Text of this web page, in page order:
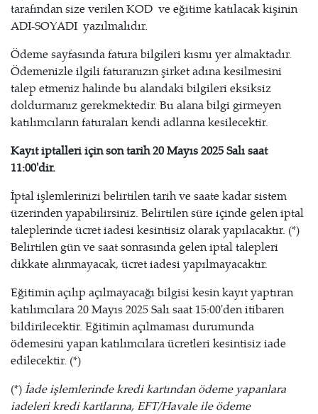
tarafından size verilen KOD ve eğitime katılacak kişinin
ADI-SOYADI yazılmalıdır.
Ödeme sayfasında fatura bilgileri kısmı yer almaktadır.
Ödemenizle ilgili faturanızın şirket adına kesilmesini
talep etmeniz halinde bu alandaki bilgileri eksiksiz
doldurmanız gerekmektedir. Bu alana bilgi girmeyen
katılımcıların faturaları kendi adlarına kesilecektir.
Kayıt iptalleri için son tarih 20 Mayıs 2025 Salı saat
11:00'dir.
İptal işlemlerinizi belirtilen tarih ve saate kadar sistem
üzerinden yapabilirsiniz. Belirtilen süre içinde gelen iptal
taleplerinde ücret iadesi kesintisiz olarak yapılacaktır. (*)
Belirtilen gün ve saat sonrasında gelen iptal talepleri
dikkate alınmayacak, ücret iadesi yapılmayacaktır.
Eğitimin açılıp açılmayacağı bilgisi kesin kayıt yaptıran
katılımcılara 20 Mayıs 2025 Salı saat 15:00'den itibaren
bildirilecektir. Eğitimin açılmaması durumunda
ödemesini yapan katılımcılara ücretleri kesintisiz iade
edilecektir. (*)
(*)İade işlemlerinde kredi kartından ödeme yapanlara
iadeleri kredi kartlarına, EFT/Havale ile ödeme